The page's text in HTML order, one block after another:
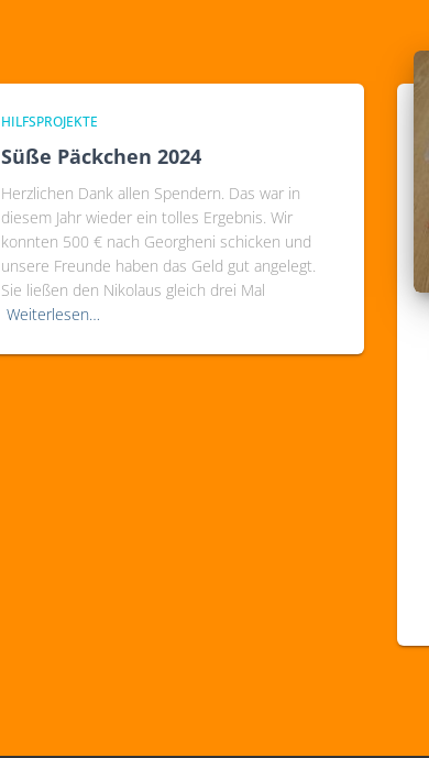
HILFSPROJEKTE
Süße Päckchen 2024
Herzlichen Dank allen Spendern. Das war in
diesem Jahr wieder ein tolles Ergebnis. Wir
konnten 500 € nach Georgheni schicken und
unsere Freunde haben das Geld gut angelegt.
Sie ließen den Nikolaus gleich drei Mal
Weiterlesen…